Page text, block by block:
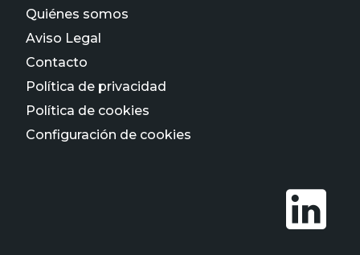
Quiénes somos
Aviso Legal
Contacto
Política de privacidad
Política de cookies
Configuración de cookies